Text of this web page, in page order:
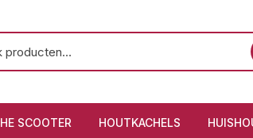
SCOOTER HOUTKACHELS